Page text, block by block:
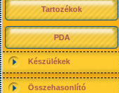
Tartozékok
PDA
Készülékek
Összehasonlító